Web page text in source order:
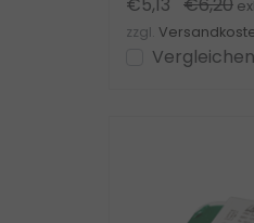
zzgl.
Vergleichen